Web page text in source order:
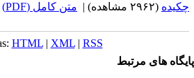
(۲۹۶۲ مشاهده) | متن کامل (PDF) (۱۱۶۸ دریافت)
as:HTML |XML|RSS
های مرتبط